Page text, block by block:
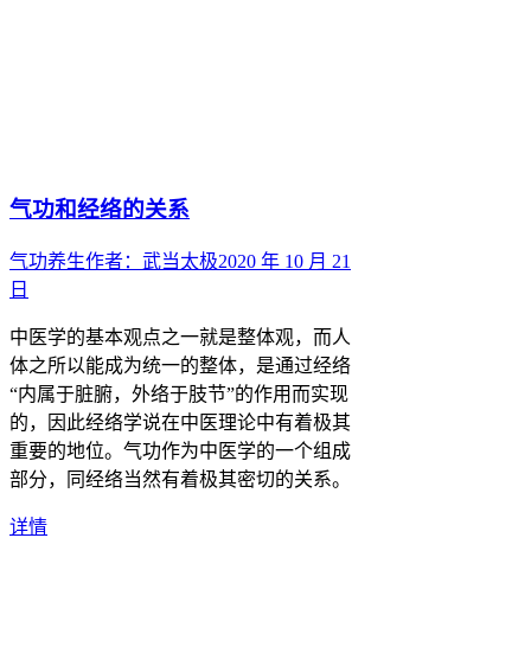
气功和经络的关系
气功养生作者： 武当太极2020 年 10 月 21
日
中医学的基本观点之一就是整体观，而人
体之所以能成为统一的整体，是通过经络
“内属于脏腑，外络于肢节”的作用而实现
的，因此经络学说在中医理论中有着极其
重要的地位。气功作为中医学的一个组成
部分，同经络当然有着极其密切的关系。
详情